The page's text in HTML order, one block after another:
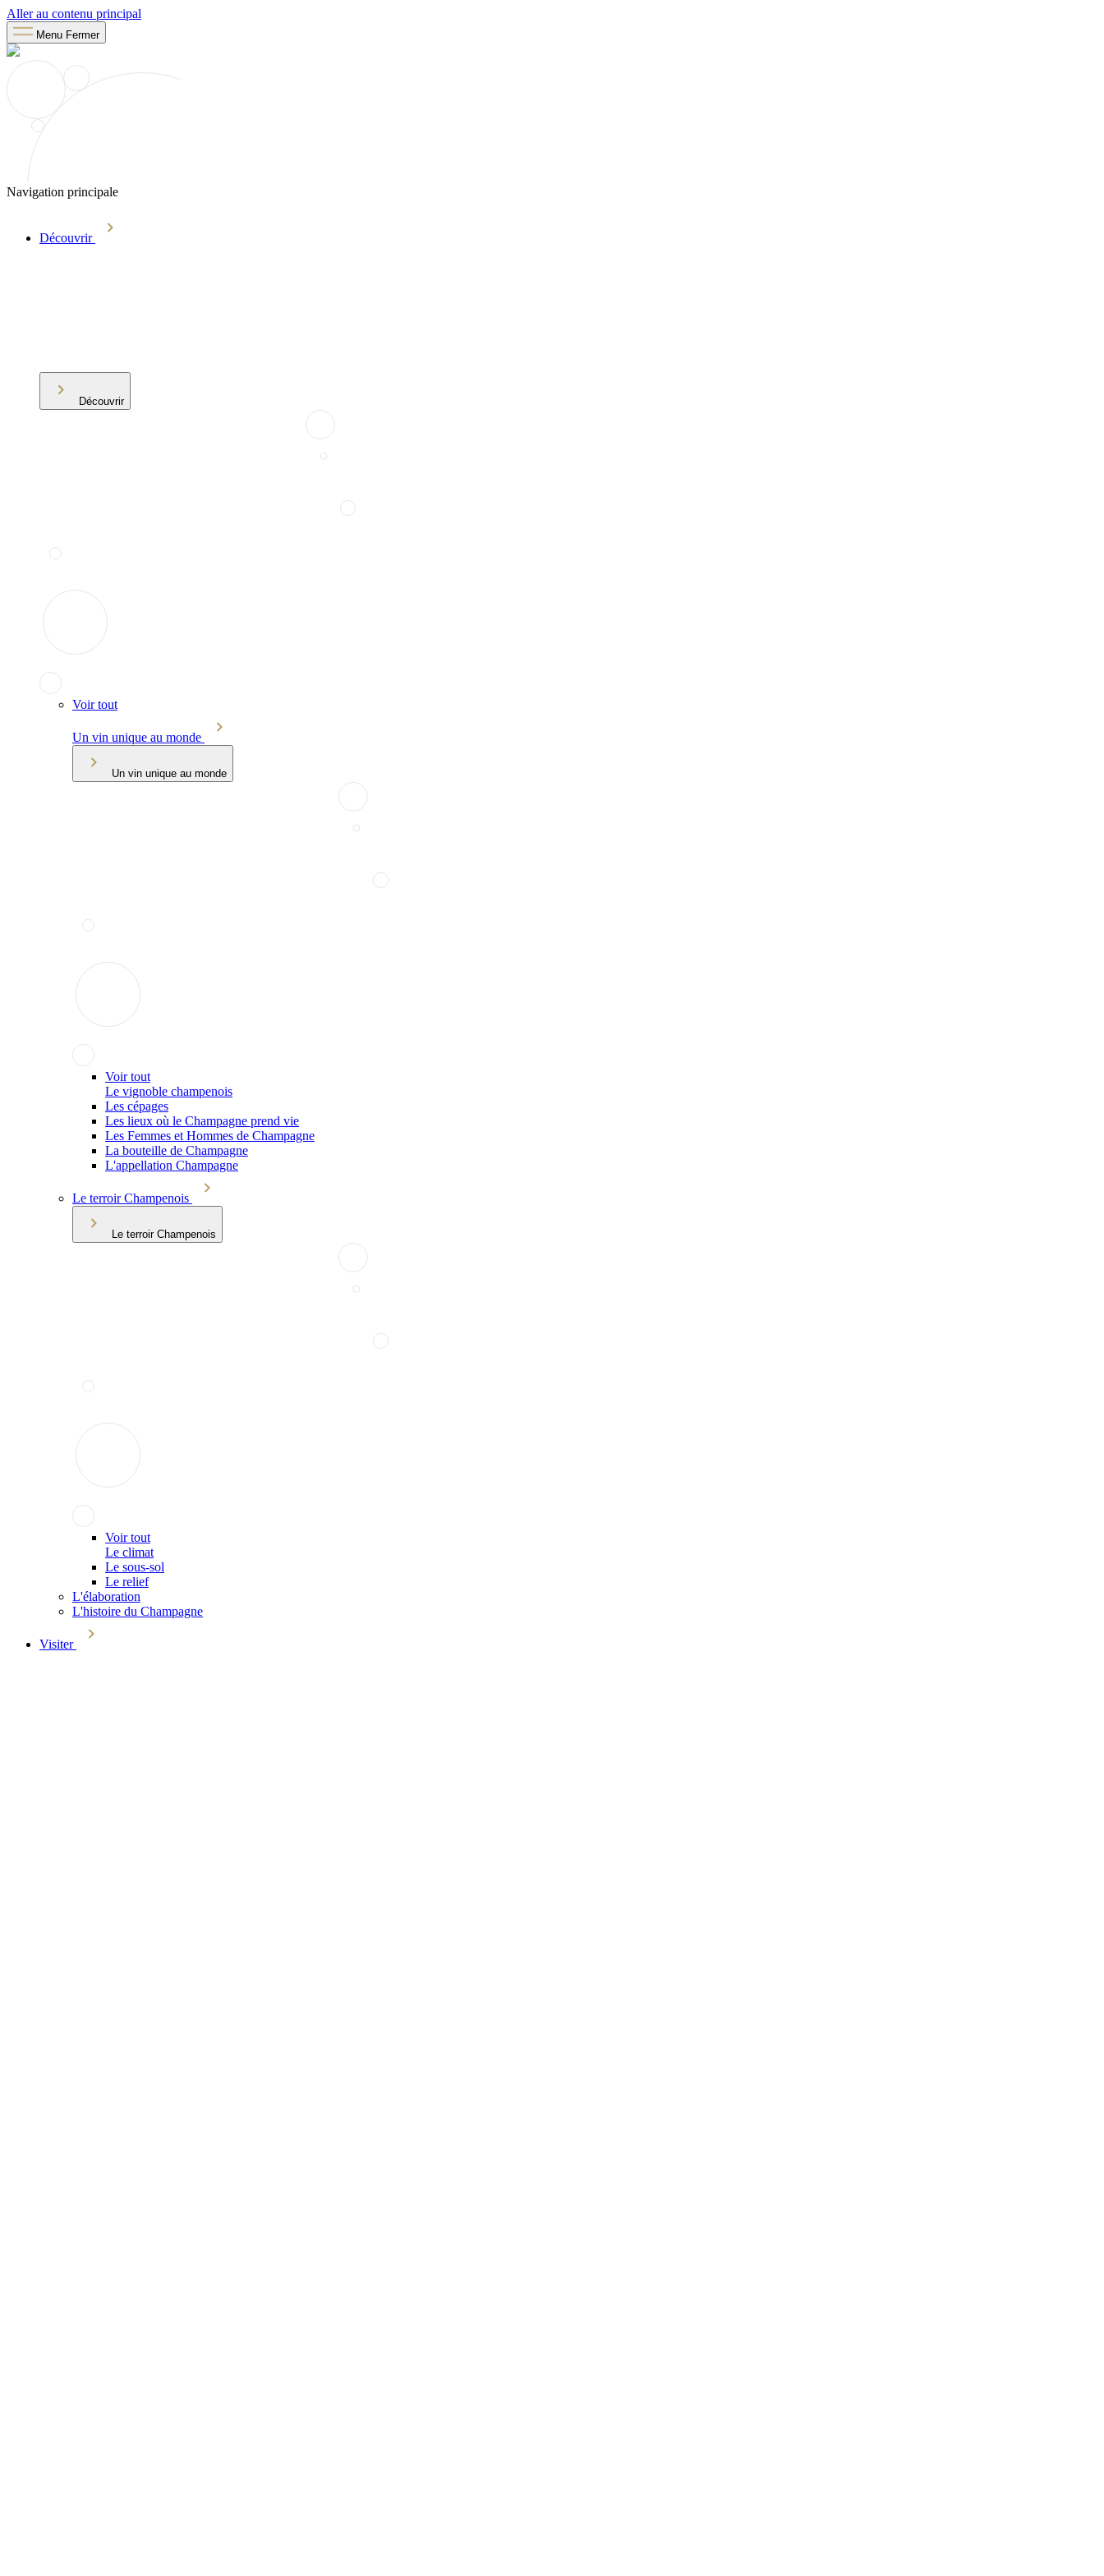
Aller au contenu principal
Menu Fermer
Navigation principale
Découvrir
Découvrir
Voir tout
Un vin unique au monde
Un vin unique au monde
Voir tout
Le vignoble champenois
Les cépages
Les lieux où le Champagne prend vie
Les Femmes et Hommes de Champagne
La bouteille de Champagne
L'appellation Champagne
Le terroir Champenois
Le terroir Champenois
Voir tout
Le climat
Le sous-sol
Le relief
L'élaboration
L'histoire du Champagne
Visiter